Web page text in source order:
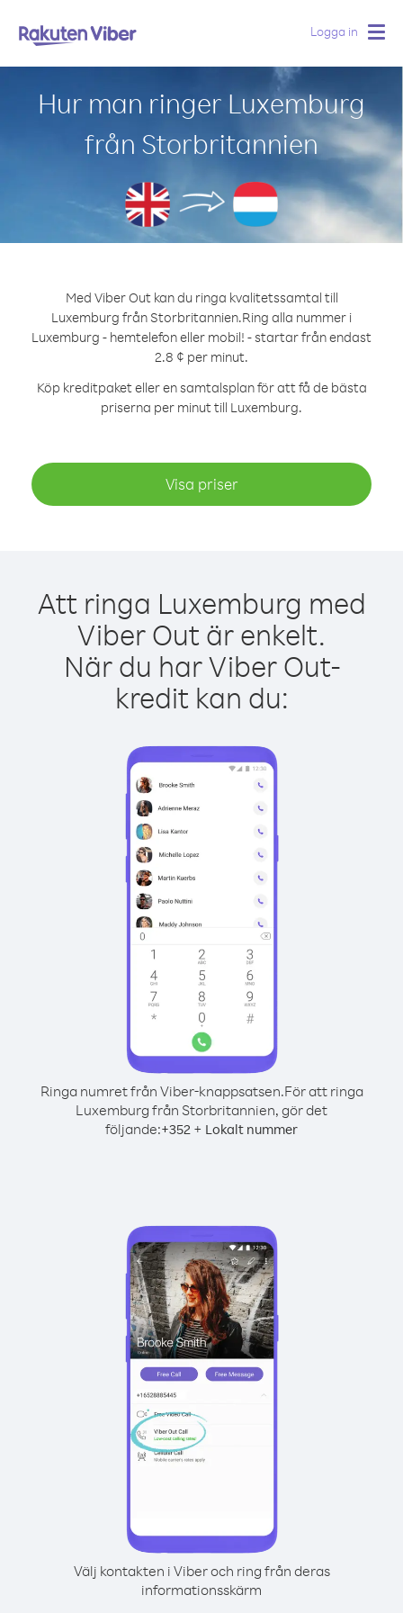
Logga in
Hur man ringer Luxemburg
från Storbritannien
Med Viber Out kan du ringa kvalitetssamtal till
Luxemburg från Storbritannien.Ring alla nummer i
Luxemburg - hemtelefon eller mobil! - startar från endast
2.8 ¢ per minut.
Köp kreditpaket eller en samtalsplan för att få de bästa
priserna per minut till Luxemburg.
Visa priser
Att ringa Luxemburg med
Viber Out är enkelt.
När du har Viber Out-
kredit kan du:
Ringa numret från Viber-knappsatsen.För att ringa
Luxemburg från Storbritannien, gör det
följande:+352 + Lokalt nummer
Välj kontakten i Viber och ring från deras
informationsskärm